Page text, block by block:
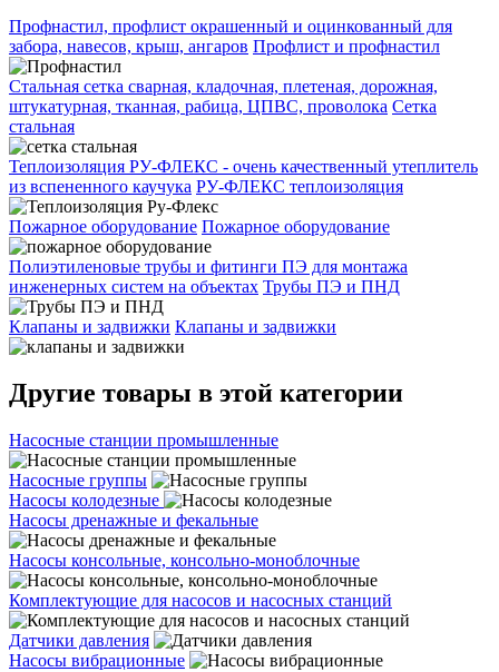
Профнастил, профлист окрашенный и оцинкованный для
забора, навесов, крыш, ангаров Профлист и профнастил
Стальная сетка сварная, кладочная, плетеная, дорожная,
штукатурная, тканная, рабица, ЦПВС, проволока Сетка
стальная
Теплоизоляция РУ-ФЛЕКС - очень качественный утеплитель
из вспененного каучука РУ-ФЛЕКС теплоизоляция
Пожарное оборудование Пожарное оборудование
Полиэтиленовые трубы и фитинги ПЭ для монтажа
инженерных систем на объектах Трубы ПЭ и ПНД
Клапаны и задвижки Клапаны и задвижки
Другие товары в этой категории
Насосные станции промышленные
Насосные группы
Насосы колодезные
Насосы дренажные и фекальные
Насосы консольные, консольно-моноблочные
Комплектующие для насосов и насосных станций
Датчики давления
Насосы вибрационные